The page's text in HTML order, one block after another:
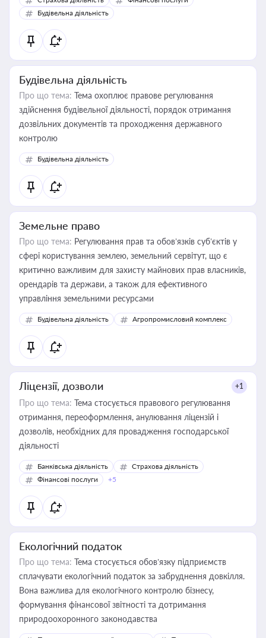
бухгалтера під час оподаткування, приватизації, оренди
державного майна, корпоративних угод і перевірки
статусу суб'єктів оціночної діяльності
Будівельна діяльність
Будівельна діяльність
Про що тема: Тема охоплює правове регулювання
здійснення будівельної діяльності, порядок отримання
дозвільних документів та проходження державного
контролю
Будівельна діяльність
Земельне право
Про що тема: Регулювання прав та обов’язків суб’єктів у
сфері користування землею, земельний сервітут, що є
критично важливим для захисту майнових прав власників,
орендарів та держави, а також для ефективного
управління земельними ресурсами
Будівельна діяльність Агропромисловий комплекс
Ліцензії, дозволи +1
Про що тема: Тема стосується правового регулювання
отримання, переоформлення, анулювання ліцензій і
дозволів, необхідних для провадження господарської
діяльності
Банківська діяльність
Страхова діяльність
Фінансові послуги
+5
Екологічний податок
Про що тема: Тема стосується обов’язку підприємств
сплачувати екологічний податок за забруднення довкілля.
Вона важлива для екологічного контролю бізнесу,
формування фінансової звітності та дотримання
природоохоронного законодавства